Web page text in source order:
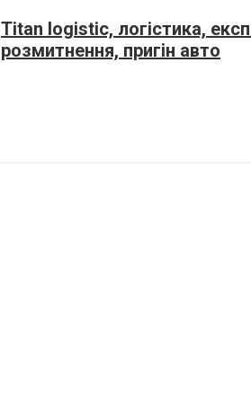
Titan logistic, логістика,
розмитнення, пригін авто